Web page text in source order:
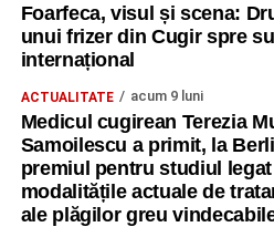
Foarfeca, visul și scena:
unui frizer din Cugir spre
internațional
ACTUALITATE acum 9 luni
Medicul cugirean Terezia
Samoilescu a primit, la
premiul pentru studiul
modalitățile actuale de
ale plăgilor greu